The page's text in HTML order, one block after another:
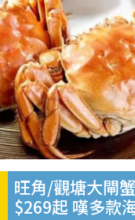
旺角/觀塘大閘
$269起 嘆多款